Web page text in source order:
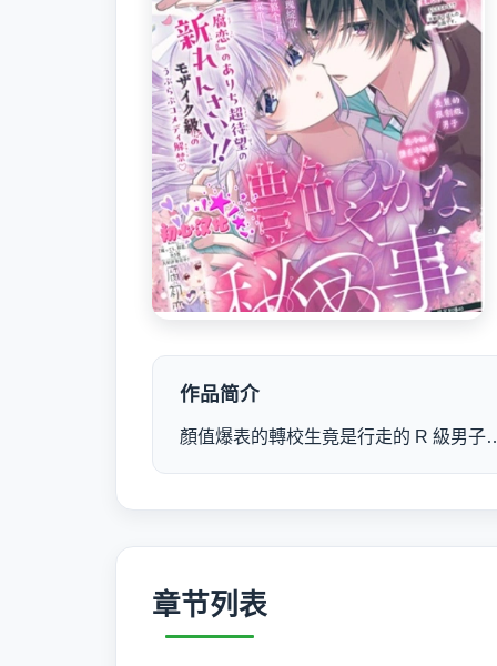
作品简介
顏值爆表的轉校生竟是行走的 R 級男
章节列表